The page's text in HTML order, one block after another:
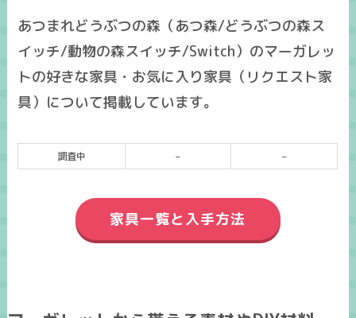
あつまれどうぶつの森（あつ森/どうぶつの森ス
イッチ/動物の森スイッチ/Switch）のマーガレッ
トの好きな家具・お気に入り家具（リクエスト家
具）について掲載しています。
調査中 – –
家具一覧と入手方法